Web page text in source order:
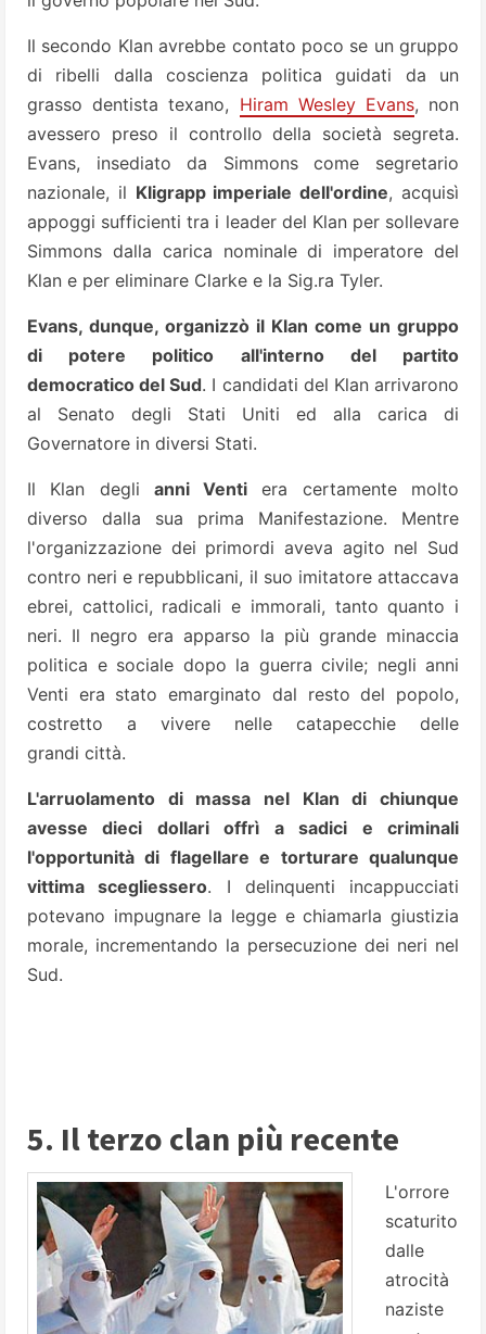
Il secondo Klan avrebbe contato poco se un gruppo
di ribelli dalla coscienza politica guidati da un
grasso dentista texano, Hiram Wesley Evans, non
avessero preso il controllo della società segreta.
Evans, insediato da Simmons come segretario
nazionale, il Kligrapp imperiale dell'ordine, acquisì
appoggi sufficienti tra i leader del Klan per sollevare
Simmons dalla carica nominale di imperatore del
Klan e per eliminare Clarke e la Sig.ra Tyler.
Evans, dunque, organizzò il Klan come un gruppo
di potere politico all'interno del partito
democratico del Sud. I candidati del Klan arrivarono
al Senato degli Stati Uniti ed alla carica di
Governatore in diversi Stati.
Il Klan degli anni Venti era certamente molto
diverso dalla sua prima Manifestazione. Mentre
l'organizzazione dei primordi aveva agito nel Sud
contro neri e repubblicani, il suo imitatore attaccava
ebrei, cattolici, radicali e immorali, tanto quanto i
neri. Il negro era apparso la più grande minaccia
politica e sociale dopo la guerra civile; negli anni
Venti era stato emarginato dal resto del popolo,
costretto a vivere nelle catapecchie delle
grandi città.
L'arruolamento di massa nel Klan di chiunque
avesse dieci dollari offrì a sadici e criminali
l'opportunità di flagellare e torturare qualunque
vittima scegliessero. I delinquenti incappucciati
potevano impugnare la legge e chiamarla giustizia
morale, incrementando la persecuzione dei neri nel
Sud.
5. Il terzo clan più recente
L'orrore
scaturito
dalle
atrocità
naziste